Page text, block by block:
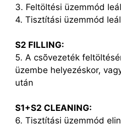
3. Feltöltési üzemmód
4. Tisztítási üzemmód
S2 FILLING:
5. A csõvezeték
üzembe helyezéskor,
után
S1+S2 CLEANING:
6. Tisztítási üzemmód